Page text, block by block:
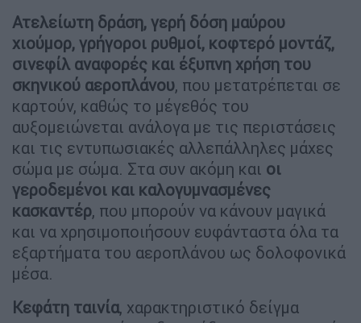
Ατελείωτη δράση, γερή δόση μαύρου
χιούμορ, γρήγοροι ρυθμοί, κοφτερό μοντάζ,
σινεφίλ αναφορές και έξυπνη χρήση του
σκηνικού αεροπλάνου, που μετατρέπεται σε
καρτούν, καθώς το μέγεθός του
αυξομειώνεται ανάλογα με τις περιστάσεις
και τις εντυπωσιακές αλλεπάλληλες μάχες
σώμα με σώμα. Στα συν ακόμη και οι
γεροδεμένοι και καλογυμνασμένες
κασκαντέρ, που μπορούν να κάνουν μαγικά
και να χρησιμοποιήσουν ευφάνταστα όλα τα
εξαρτήματα του αεροπλάνου ως δολοφονικά
μέσα.
Κεφάτη ταινία, χαρακτηριστικό δείγμα